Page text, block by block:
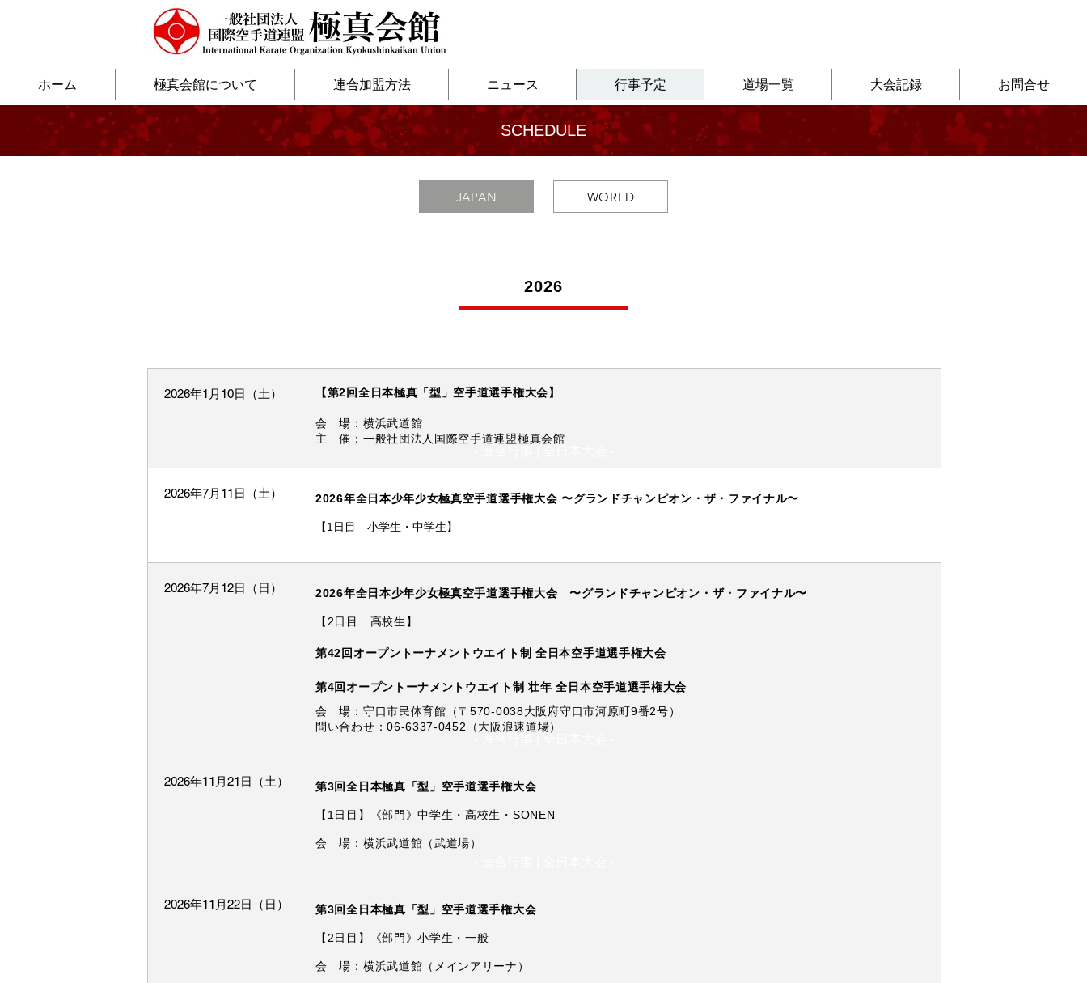
ホーム 極真会館について 連合加盟方法 ニュース 行事予定 道場一覧 大会記録 お問合せ
SCHEDULE
JAPAN WORLD
2026
2026年1月10日（土） 【第2回全日本極真「型」空手道選手権大会】
会 場：横浜武道館
主 催：一般社団法人国際空手道連盟極真会館
2026年7月11日（土） 2026年全日本少年少女極真空手道選手権大会 〜グランドチャンピオン・ザ・ファイナル〜
【1日目 小学生・中学生】
2026年7月12日（日） 2026年全日本少年少女極真空手道選手権大会 〜グランドチャンピオン・ザ・ファイナル〜
【2日目 高校生】
第42回オープントーナメントウエイト制 全日本空手道選手権大会
第4回オープントーナメントウエイト制 壮年 全日本空手道選手権大会
会 場：守口市民体育館（〒570-0038大阪府守口市河原町9番2号）
問い合わせ：06-6337-0452（大阪浪速道場）
2026年11月21日（土） 第3回全日本極真「型」空手道選手権大会
【1日目】《部門》中学生・高校生・SONEN
会 場：横浜武道館（武道場）
2026年11月22日（日） 第3回全日本極真「型」空手道選手権大会
【2日目】《部門》小学生・一般
会 場：横浜武道館（メインアリーナ）